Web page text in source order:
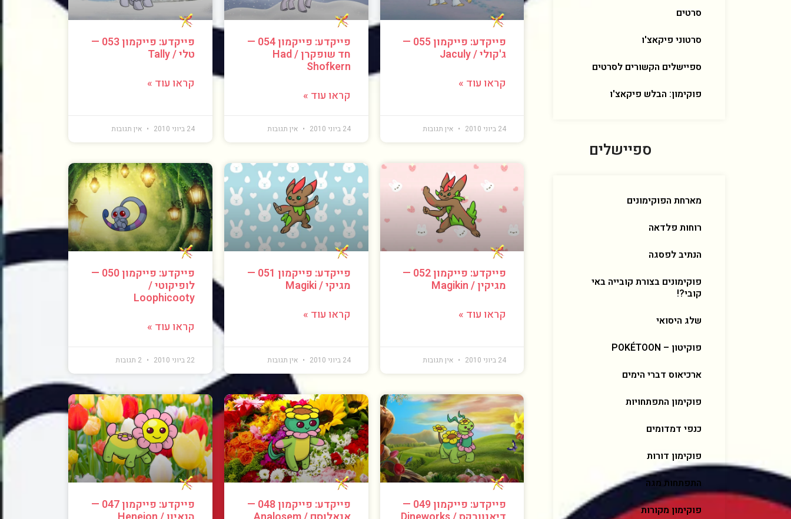
סרטים
סרטוני פיקאצ'ו
ספיישלים הקשורים לסרטים
פוקימון: הבלש פיקאצ'ו
ספיישלים
מארחת הפוקימונים
רוחות פלדאה
הנתיב לפסגה
פוקימונים בצורת קובייה באי
קובי?!
שלג היסואי
פוקיטון – POKÉTOON
ארכיאוס דברי הימים
פוקימון התפתחויות
כנפי דמדומים
פוקימון דורות
התפתחות מגה
פוקימון מקורות
פייקדע: פייקמון 055 —
ג'קולי / Jaculy
קראו עוד »
24 ביוני 2010 אין תגובות
פייקדע: פייקמון 054 —
חד שופקרן / Had
Shofkern
קראו עוד »
24 ביוני 2010 אין תגובות
פייקדע: פייקמון 053 —
טלי / Tally
קראו עוד »
24 ביוני 2010 אין תגובות
פייקדע: פייקמון 052 —
מגיקין / Magikin
קראו עוד »
24 ביוני 2010 אין תגובות
פייקדע: פייקמון 051 —
מגיקי / Magiki
קראו עוד »
24 ביוני 2010 אין תגובות
פייקדע: פייקמון 050 —
לופיקוטי /
Loophicooty
קראו עוד »
22 ביוני 2010 2 תגובות
פייקדע: פייקמון 049 — פייקדע: פייקמון 048 — פייקדע: פייקמון 047 —